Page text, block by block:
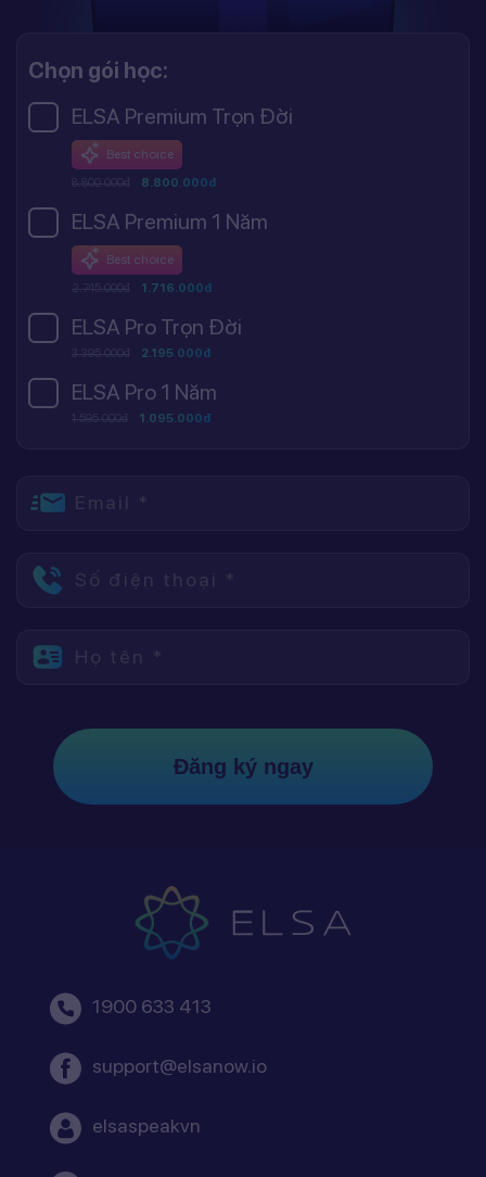
Chọn gói học:
ELSA Premium Trọn Đời
Best choice
8.800.000đ 8.800.000đ
ELSA Premium 1 Năm
Best choice
2.745.000đ 1.716.000đ
ELSA Pro Trọn Đời
3.395.000đ 2.195.000đ
ELSA Pro 1 Năm
1.595.000đ 1.095.000đ
Email *
Số điện thoại *
Họ tên *
Đăng ký ngay
1900 633 413
support@elsanow.io
elsaspeakvn